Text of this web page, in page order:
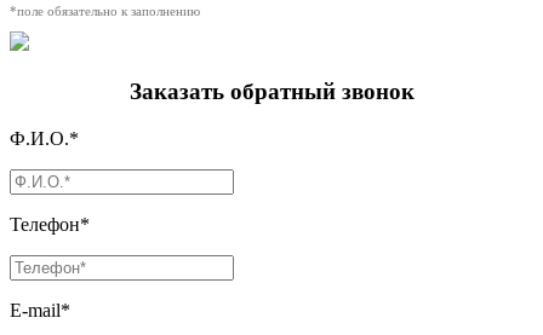
*поле обязательно к заполнению
Заказать обратный звонок
Ф.И.О.*
Телефон*
E-mail*